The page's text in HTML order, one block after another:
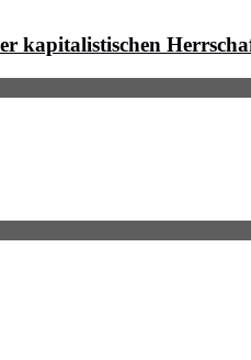
kapitalistischen